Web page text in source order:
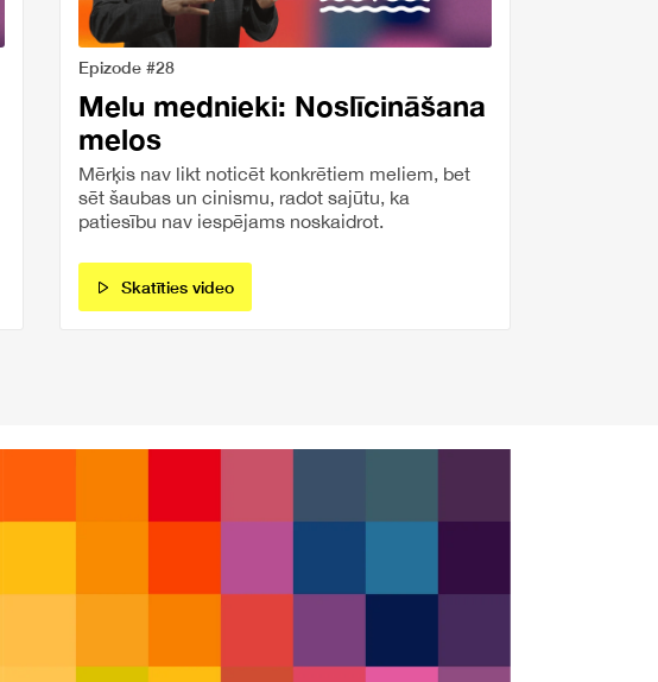
Epizode #28
Melu mednieki: Noslīcināšana
melos
Mērķis nav likt noticēt konkrētiem meliem, bet
sēt šaubas un cinismu, radot sajūtu, ka
patiesību nav iespējams noskaidrot.
Skatīties video